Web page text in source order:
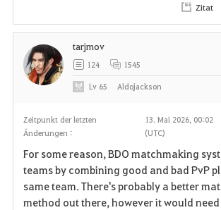
Zitat
Zeitpunkt der letzten
Änderungen :
13. Mai 2026, 00:02
(UTC)
For some reason, BDO matchmaking
teams by combining good and bad PvP
same team. There's probably a better
method out there, however it would
tarjmov
124 1545
Lv 65 Aldojackson